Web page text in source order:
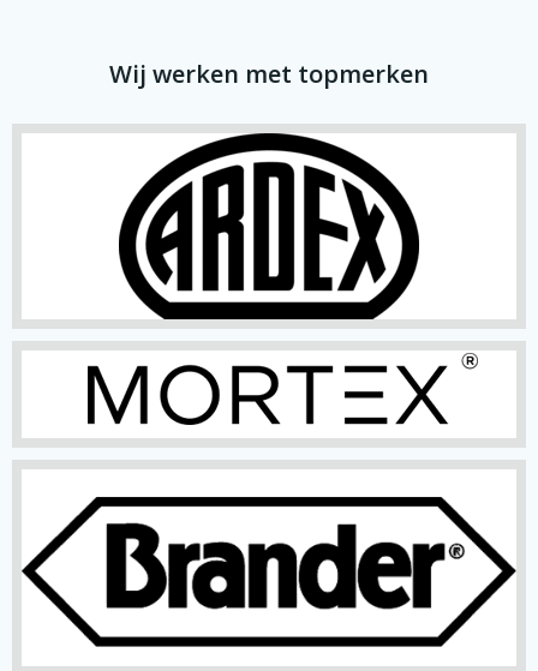
Wij werken met topmerken